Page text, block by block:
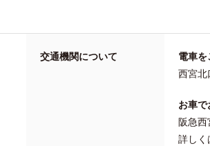
交通機関について
電車
西宮北
お車
阪急西
詳しく